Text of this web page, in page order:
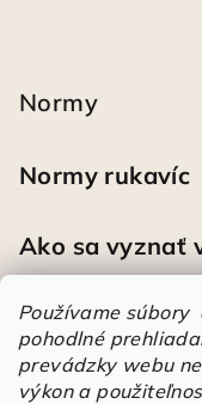
Používame súbory
pohodlné
prevádzky webu
výkon a
Normy
Normy rukavíc
Ako sa vyznať
Heureka